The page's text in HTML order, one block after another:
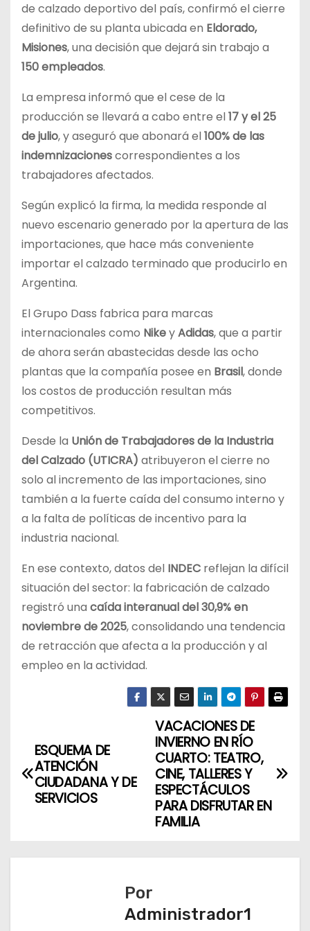
de calzado deportivo del país, confirmó el cierre
definitivo de su planta ubicada en Eldorado,
Misiones, una decisión que dejará sin trabajo a
150 empleados.
La empresa informó que el cese de la
producción se llevará a cabo entre el17 y el 25
de julio, y aseguró que abonará el100% de las
indemnizacionescorrespondientes a los
trabajadores afectados.
Según explicó la firma, la medida responde al
nuevo escenario generado por la apertura de las
importaciones, que hace más conveniente
importar el calzado terminado que producirlo en
Argentina.
El Grupo Dass fabrica para marcas
internacionales como NikeyAdidas, que a partir
de ahora serán abastecidas desde las ocho
plantas que la compañía posee en Brasil, donde
los costos de producción resultan más
competitivos.
Desde la Unión de Trabajadores de la Industria
del Calzado (UTICRA) atribuyeron el cierre no
solo al incremento de las importaciones, sino
también a la fuerte caída del consumo interno y
a la falta de políticas de incentivo para la
industria nacional.
En ese contexto, datos del INDEC reflejan la difícil
situación del sector: la fabricación de calzado
registró una caída interanual del 30,9% en
noviembre de 2025, consolidando una tendencia
de retracción que afecta a la producción y al
empleo en la actividad.
a
VACACIONES DE
INVIERNO EN RÍO
CUARTO: TEATRO,
CINE, TALLERES Y
ESPECTÁCULOS
PARA DISFRUTAR EN
FAMILIA
ESQUEMA DE
ATENCIÓN
CIUDADANA Y DE
SERVICIOS
Por
Administrador1